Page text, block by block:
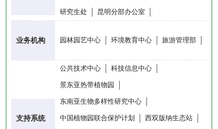
研究生处 昆明分部办公室
业务机构 园林园艺中心 环境教育中心 旅游管理部
支持系统
公共技术中心 科技信息中心
景东亚热带植物园
东南亚生物多样性研究中心
中国植物园联合保护计划 西双版纳生态站